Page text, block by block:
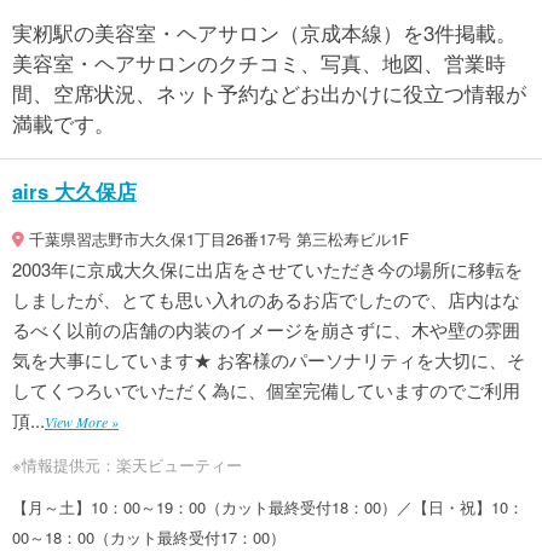
実籾駅の美容室・ヘアサロン（京成本線）を3件掲載。
美容室・ヘアサロンのクチコミ、写真、地図、営業時
間、空席状況、ネット予約などお出かけに役立つ情報が
満載です。
airs 大久保店
千葉県習志野市大久保1丁目26番17号 第三松寿ビル1F
2003年に京成大久保に出店をさせていただき今の場所に移転を
しましたが、とても思い入れのあるお店でしたので、店内はな
るべく以前の店舗の内装のイメージを崩さずに、木や壁の雰囲
気を大事にしています★ お客様のパーソナリティを大切に、そ
してくつろいでいただく為に、個室完備していますのでご利用
頂...View More »
※情報提供元：楽天ビューティー
【月～土】10：00～19：00（カット最終受付18：00）／【日・祝】10：
00～18：00（カット最終受付17：00）